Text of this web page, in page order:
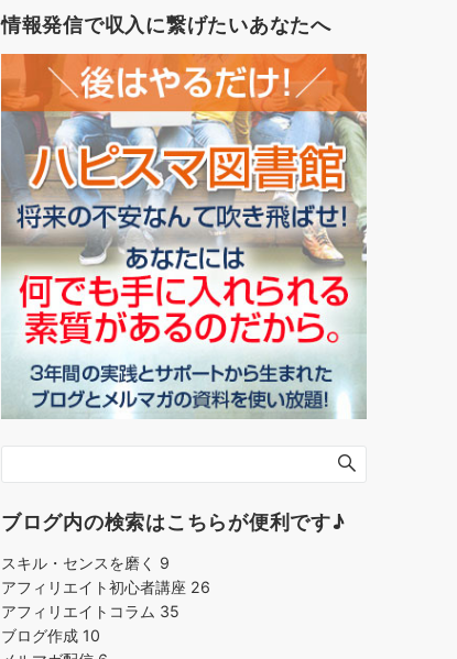
情報発信で収入に繋げたいあなたへ
ブログ内の検索はこちらが便利です♪
スキル・センスを磨く 9
アフィリエイト初心者講座 26
アフィリエイトコラム 35
ブログ作成 10